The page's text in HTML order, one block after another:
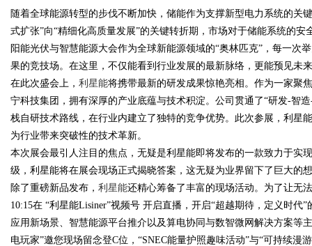
随着全球能源转型的步伐不断加快，储能作为支撑新型电力系统的关
式扩张”向“精细化高质量发展”的关键转折期，市场对于储能系统的
阳能光伏与智慧能源大会作为全球新能源领域的“奥林匹克”，每一次
果的竞技场。在这里，不仅能看到行业发展的最新脉络，更能预见未
在此次盛会上， 利星能将携带最新的研发成果惊艳亮相。作为一家聚
宁科技集团，拥有深厚的产业底蕴与技术积淀。公司贯通了“研发-智
栈自研技术路线，在行业内建立了独特的竞争优势。此次参展，利星
为行业带来突破性的技术革新。
本次展会最引人注目的焦点，无疑是利星能即将发布的一款致力于实
级，利星能将在展会现场正式揭晓答案，这无疑为业界留下了巨大的
除了重磅新品发布， 利星能还精心筹备了丰富的现场活动。为了让无
10:15在 “利星能Lisiner”视频号 开启直播，开启“超越期待，定义时
应用新场景、智慧能源平台推介以及算电协同与数智微网解决方案等
电玩家”邀您现场留念登C位，“SNEC能量护照趣味活动”与“可持续